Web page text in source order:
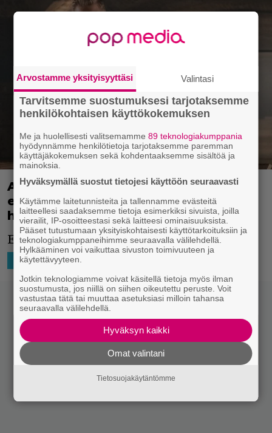
Alec Baldwin tähdittää tulevaa
eeppistä katastrofielokuvaa – luvassa
hirmumyrskyjä ja tornadoja
Elokuvassa jahdataan supertornadoja.
HOLLYWOOD 3.3.2021 14:28
Arvostamme yksityisyyttäsi Valintasi
Tarvitsemme suostumuksesi tarjotaksemme
henkilökohtaisen käyttökokemuksen
Me ja huolellisesti valitsemamme89 teknologiakumppania
hyödynnämme henkilötietoja tarjotaksemme paremman
käyttäjäkokemuksen sekä kohdentaaksemme sisältöä ja
mainoksia.
Hyväksymällä suostut tietojesi käyttöön seuraavasti
Käytämme laitetunnisteita ja tallennamme evästeitä
laitteellesi saadaksemme tietoja esimerkiksi sivuista, joilla
vierailit, IP-osoitteestasi sekä laitteesi ominaisuuksista.
Pääset tutustumaan yksityiskohtaisesti käyttötarkoituksiin ja
teknologiakumppaneihimme seuraavalla välilehdellä.
Hylkääminen voi vaikuttaa sivuston toimivuuteen ja
käytettävyyteen.
Jotkin teknologiamme voivat käsitellä tietoja myös ilman
suostumusta, jos niillä on siihen oikeutettu peruste. Voit
vastustaa tätä tai muuttaa asetuksiasi milloin tahansa
seuraavalla välilehdellä.
Hyväksyn kaikki
Omat valintani
Tietosuojakäytäntömme